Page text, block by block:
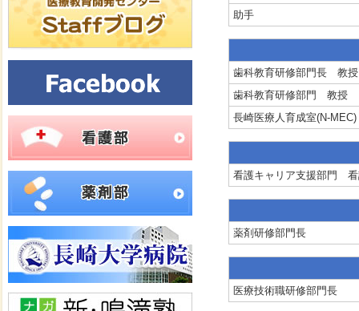
助手
歯科教育研修部門長 教授
歯科教育研修部門 教授
長崎医療人育成室(N-
看護キャリア支援部門
薬剤研修部門長
医療技術職研修部門長